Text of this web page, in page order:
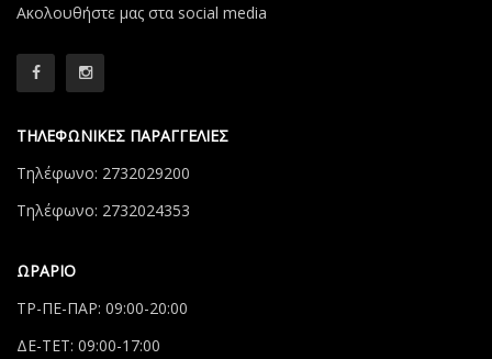
Aκολουθήστε μας στα social media
ΤΗΛΕΦΩΝΙΚΕΣ ΠΑΡΑΓΓΕΛΙΕΣ
Τηλέφωνο: 2732029200
Τηλέφωνο: 2732024353
ΩΡΑΡΙΟ
ΤΡ-ΠΕ-ΠΑΡ: 09:00-20:00
ΔΕ-ΤΕΤ: 09:00-17:00